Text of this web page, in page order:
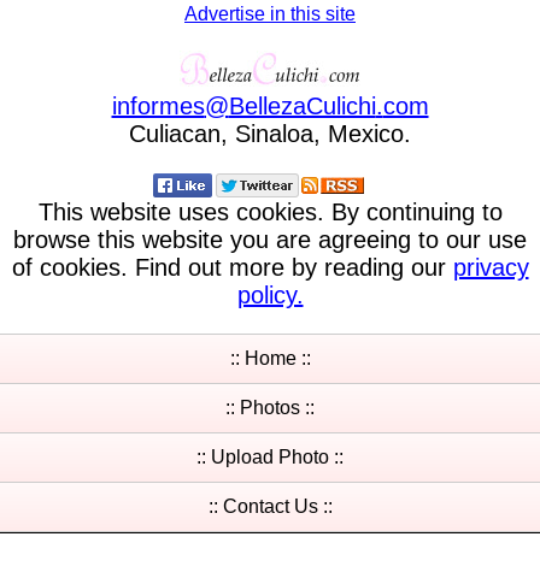
Advertise in this site
informes@BellezaCulichi.com
Culiacan, Sinaloa, Mexico.
This website uses cookies. By continuing to
browse this website you are agreeing to our use
of cookies. Find out more by reading our privacy
policy.
:: Home ::
:: Photos ::
:: Upload Photo ::
:: Contact Us ::